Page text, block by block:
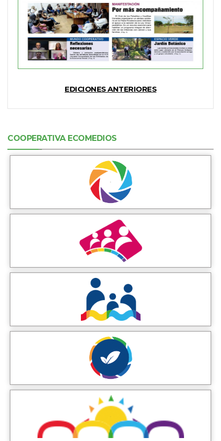
EDICIONES ANTERIORES
COOPERATIVA ECOMEDIOS